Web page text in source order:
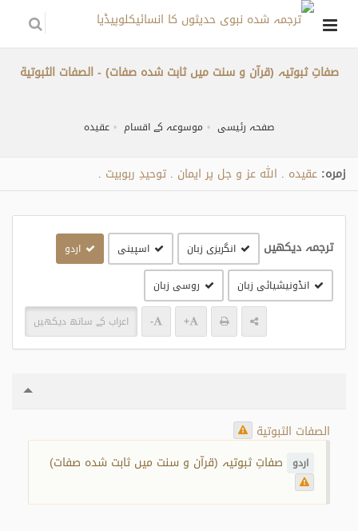
صفاتِ ثبوتیہ (قرآن و سنت میں ثابت شدہ صفات) - الصفات الثبوتية
صفحہ رئیسی موسوعہ کے اقسام عقیدہ
زمره: عقیدہ اللہ عز و جل پر ایمان توحیدِ ربوبیت
ترجمہ دیکھیں انگریزی زبان اسپینی اردو
انڈونیشیائی زبان روسی زبان
+
- اعراب کے ساتھ دیکھیں
الصفات الثبوتية
اردو صفاتِ ثبوتیہ (قرآن و سنت میں ثابت شدہ صفات)